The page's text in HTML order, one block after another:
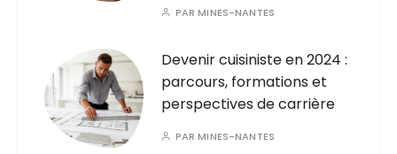
PARMINES-NANTES
Devenir cuisiniste en 2024 :
parcours, formations et
perspectives de carrière
PARMINES-NANTES